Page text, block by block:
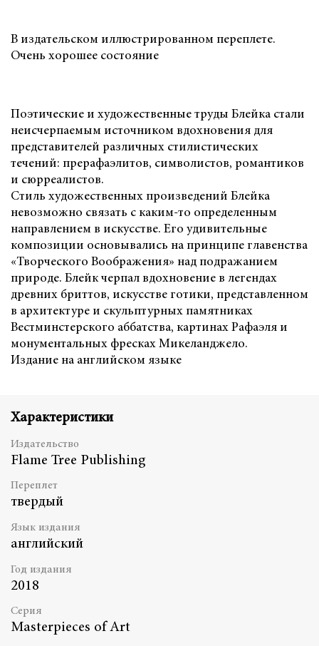
В издательском иллюстрированном переплете.
Очень хорошее состояние
Поэтические и художественные труды Блейка стали
неисчерпаемым источником вдохновения для
представителей различных стилистических
течений: прерафаэлитов, символистов, романтиков
и сюрреалистов.
Стиль художественных произведений Блейка
невозможно связать с каким-то определенным
направлением в искусстве. Его удивительные
композиции основывались на принципе главенства
«Творческого Воображения» над подражанием
природе. Блейк черпал вдохновение в легендах
древних бриттов, искусстве готики, представленном
в архитектуре и скульптурных памятниках
Вестминстерского аббатства, картинах Рафаэля и
монументальных фресках Микеланджело.
Издание на английском языке
Характеристики
Издательство
Flame Tree Publishing
Переплет
твердый
Язык издания
английский
Год издания
2018
Серия
Masterpieces of Art